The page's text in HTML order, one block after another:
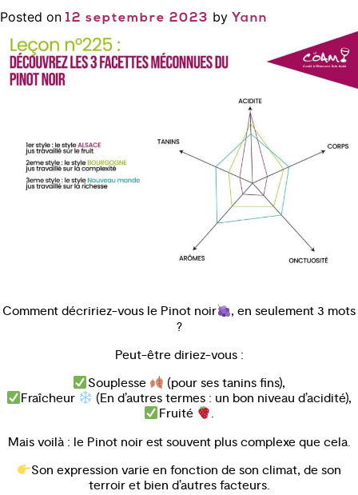
Posted on 12 septembre 2023 by Yann
Comment décririez-vous le Pinot noir
, en seulement 3 mots
?
Peut-être diriez-vous :
Souplesse
(pour ses tanins fins),
Fraîcheur
(En d’autres termes : un bon niveau d’acidité),
Fruité
.
Mais voilà : le Pinot noir est souvent plus complexe que cela.
Son expression varie en fonction de son climat, de son
terroir et bien d’autres facteurs.